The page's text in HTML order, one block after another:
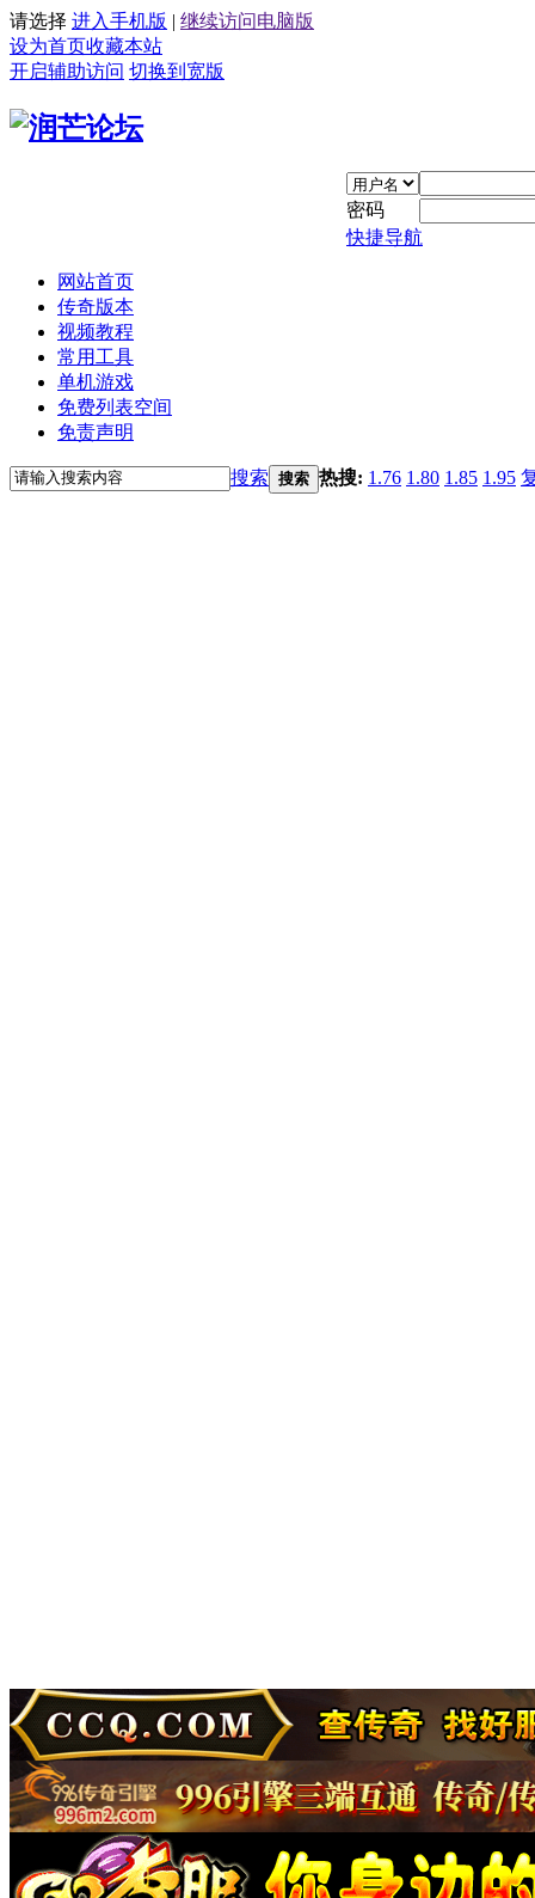
请选择 进入手机版 | 继续访问电脑版
设为首页收藏本站
开启辅助访问 切换到宽版
密码
快捷导航
网站首页
传奇版本
视频教程
常用工具
单机游戏
免费列表空间
免责声明
搜索 搜索 热搜: 1.76 1.80 1.85 1.95